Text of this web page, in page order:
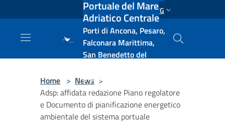
Salta al contenuto principale ENG
Portuale del Mare
Adriatico Centrale
Porti di Ancona, Pesaro,
Falconara Marittima,
San Benedetto del
e Vasto
Home > News >
Adsp: affidata redazione Piano regolatore
e Documento di pianificazione energetico
ambientale del sistema portuale